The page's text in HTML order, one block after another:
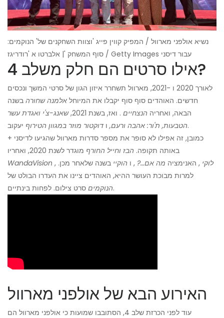
נשיא אולפני מארוול / המפיק קווין פייג 'וצוות השחקנים של' הנוקמים:
סוף המשחק '| אלברטו א 'רודריגז / Getty Images עבור דיסני
אילו סרטים הם חלק משלב 4?
לאורך 2020 ו -2021, מארוול תשחרר איזון הגון של סרטי המשך ונכסים
חדשים. האוהדים סוף סוף יקבלו את המיוחל אלמנה שחורה בשנה
הבאה, ואחריה הנצחיים . ואז, בשנת 2021,
שאנג-צ'י ואגדת עשר
הטבעות, ת'ור: אהבה ורעם, ודוקטור מוזר במגוון הטירוף
יעקוב.
כמובן, זה אפילו לא סופר את מספר סדרות מארוול שהגיעו לדיסני +
באותה תקופה. הבז וחייל החורף מוגדר לשנת 2020, ואחריו
WandaVision , לוקי , האנימציה מה אם…? , ו הוקיי בשנה שלאחר מכן.
למרות מבוכת העושר ההיא, האוהדים ציינו את העדרו הבולט של
הנוקמיםסרט צילום. לפחות בינתיים.
האירוע הבא של אולפני מארוול
עוד לפני הכרזת שלב 4, הסתובבו שמועות כי אולפני מארוול הם